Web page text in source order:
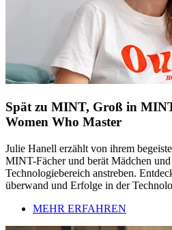
Spät zu MINT, Groß in
Women Who Master
Julie Hanell erzählt von ihrem
MINT-Fächer und berät Mädchen
Technologiebereich anstreben.
überwand und Erfolge in der
MEHR ERFAHREN